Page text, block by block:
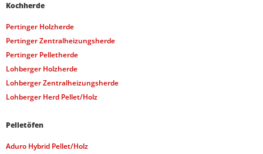
Kochherde
Pertinger Holzherde
Pertinger Zentralheizungsherde
Pertinger Pelletherde
Lohberger Holzherde
Lohberger Zentralheizungsherde
Lohberger Herd Pellet/Holz
Pelletöfen
Aduro Hybrid Pellet/Holz